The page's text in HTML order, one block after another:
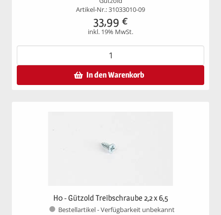
Artikel-Nr.: 31033010-09
33,99 €
inkl. 19% MwSt.
In den Warenkorb
H0 - Gützold Treibschraube 2,2 x 6,5
Bestellartikel - Verfügbarkeit unbekannt